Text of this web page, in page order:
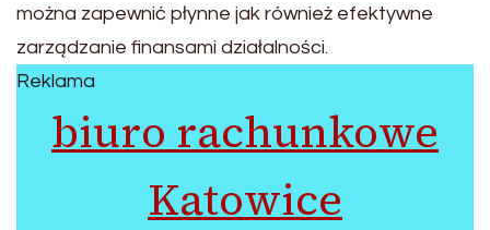
można zapewnić płynne jak również efektywne
zarządzanie finansami działalności.
Reklama
biuro rachunkowe
Katowice